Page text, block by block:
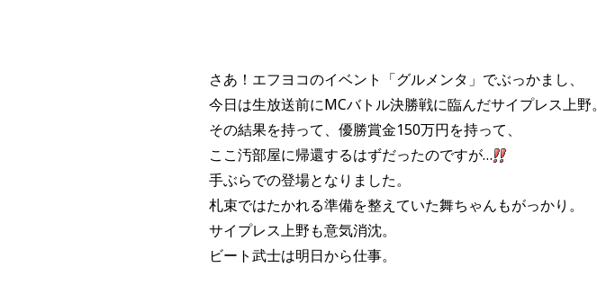
さあ！エフヨコのイベント「グルメンタ」でぶっかまし、
今日は生放送前にMCバトル決勝戦に臨んだサイプレス上野。
その結果を持って、優勝賞金150万円を持って、
ここ汚部屋に帰還するはずだったのですが…
手ぶらでの登場となりました。
札束ではたかれる準備を整えていた舞ちゃんもがっかり。
サイプレス上野も意気消沈。
ビート武士は明日から仕事。